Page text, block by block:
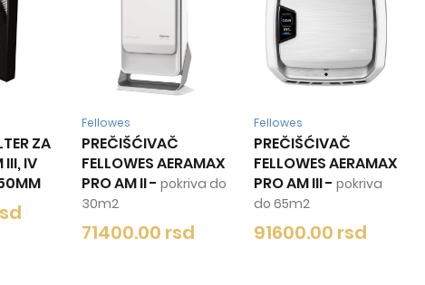
ZA
III, IV
Fellowes
PREČIŠĆIVAČ
FELLOWES AERAMAX
PRO AM II- pokriva do
30m2
71400.00 rsd
Fellowes
PREČIŠĆIVAČ
FELLOWES AERAMAX
PRO AM III- pokriva
do 65m2
91600.00 rsd